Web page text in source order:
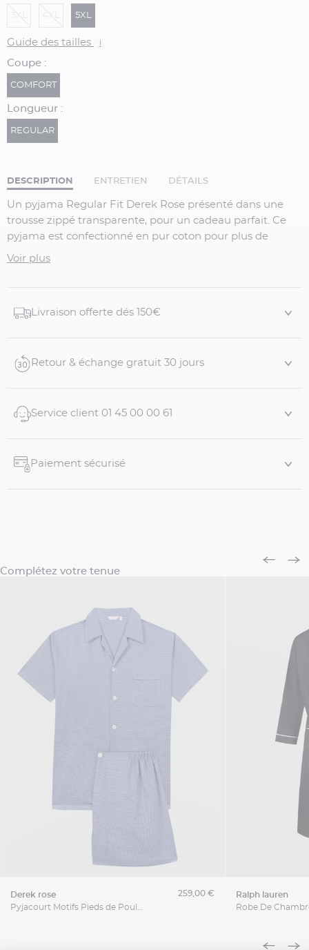
5XL
Guide des tailles i
Coupe :
COMFORT
Longueur :
REGULAR
DESCRIPTION ENTRETIEN DÉTAILS
Un pyjama Regular Fit Derek Rose présenté dans une
trousse zippé transparente, pour un cadeau parfait. Ce
pyjama est confectionné en pur coton pour plus de
douceur et de respirabilité. Il se compose d’une
et confort.
- Coupe généreuse Classic Fit
Voir plus
Livraison offerte dés 150€
Retour & échange gratuit 30 jours
Service client 01 45 00 00 61
Paiement sécurisé
Complétez votre tenue
derek rose
259,00 € ralph lauren